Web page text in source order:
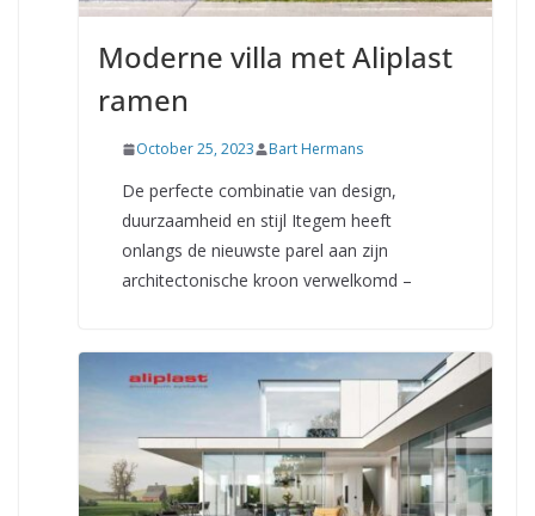
Moderne villa met Aliplast
ramen
October 25, 2023 Bart Hermans
De perfecte combinatie van design,
duurzaamheid en stijl Itegem heeft
onlangs de nieuwste parel aan zijn
architectonische kroon verwelkomd –